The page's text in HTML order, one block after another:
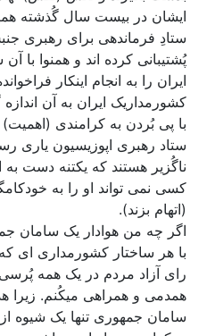
ایشان در بیست سال گُذشته
ستادِ فرماندهی برای رهبری
پُشتیبانی کرده اند و همنوا با
ایران را به انجام اینکار
کشورمداریک ایران به آن اندازه
با پی بُردن به کرامندی (اهمیت)
ستاد رهبری اپوزیسیون یاری
ناگُزیر هستند که یکتنه دست به
کسی نمی تواند او را به
(اتهام بزند).
اگر چه من هوادار یک سامان
با هر ساختار کشورمداری ای
رای آزاد مردم در یک همه پُرسی
همدمی و همراهی میکُنم.
سامان جمهوری تنها یک شیوه از